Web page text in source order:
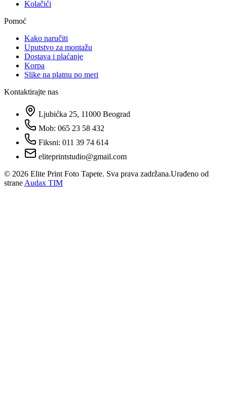
Kolačići
Pomoć
Kako naručiti
Uputstvo za montažu
Dostava i plaćanje
Korpa
Slike na platnu po meri
Kontaktirajte nas
Ljubićka 25, 11000 Beograd
Mob: 065 23 58 432
Fiksni: 011 39 74 614
eliteprintstudio@gmail.com
© 2026 Elite Print Foto Tapete. Sva prava zadržana.Urađeno od
strane Audax TIM